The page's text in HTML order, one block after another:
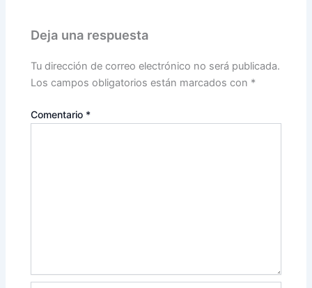
Deja una respuesta
Tu dirección de correo electrónico no será publicada.
Los campos obligatorios están marcados con *
Comentario *